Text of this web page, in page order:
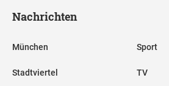
Nachrichten
München
Stadtviertel
Sport
TV